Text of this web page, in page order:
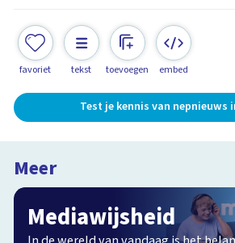
favoriet tekst toevoegen embed
Test je kennis van nepnieuws
Meer
Mediawijsheid